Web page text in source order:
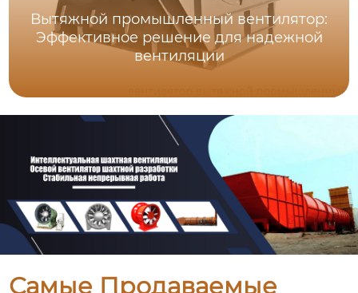
Вытяжной промышленный вентилятор:
Эффективное решение для надежной
вентиляции
Самые Продаваемые